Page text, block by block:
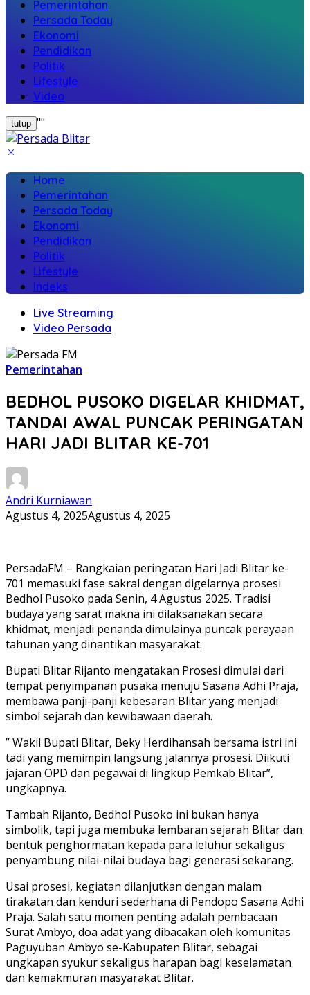
Pemerintahan
Persada Today
Ekonomi
Pendidikan
Politik
Lifestyle
Video
tutup ""
Home
Pemerintahan
Persada Today
Ekonomi
Pendidikan
Politik
Lifestyle
Indeks
Live Streaming
Video Persada
Pemerintahan
BEDHOL PUSOKO DIGELAR KHIDMAT,
TANDAI AWAL PUNCAK PERINGATAN
HARI JADI BLITAR KE-701
Andri Kurniawan
Agustus 4, 2025Agustus 4, 2025
PersadaFM – Rangkaian peringatan Hari Jadi Blitar ke-
701 memasuki fase sakral dengan digelarnya prosesi
Bedhol Pusoko pada Senin, 4 Agustus 2025. Tradisi
budaya yang sarat makna ini dilaksanakan secara
khidmat, menjadi penanda dimulainya puncak perayaan
tahunan yang dinantikan masyarakat.
Bupati Blitar Rijanto mengatakan Prosesi dimulai dari
tempat penyimpanan pusaka menuju Sasana Adhi Praja,
membawa panji-panji kebesaran Blitar yang menjadi
simbol sejarah dan kewibawaan daerah.
” Wakil Bupati Blitar, Beky Herdihansah bersama istri ini
tadi yang memimpin langsung jalannya prosesi. Diikuti
jajaran OPD dan pegawai di lingkup Pemkab Blitar”,
ungkapnya.
Tambah Rijanto, Bedhol Pusoko ini bukan hanya
simbolik, tapi juga membuka lembaran sejarah Blitar dan
bentuk penghormatan kepada para leluhur sekaligus
penyambung nilai-nilai budaya bagi generasi sekarang.
Usai prosesi, kegiatan dilanjutkan dengan malam
tirakatan dan kenduri sederhana di Pendopo Sasana Adhi
Praja. Salah satu momen penting adalah pembacaan
Surat Ambyo, doa adat yang dibacakan oleh komunitas
Paguyuban Ambyo se-Kabupaten Blitar, sebagai
ungkapan syukur sekaligus harapan bagi keselamatan
dan kemakmuran masyarakat Blitar.